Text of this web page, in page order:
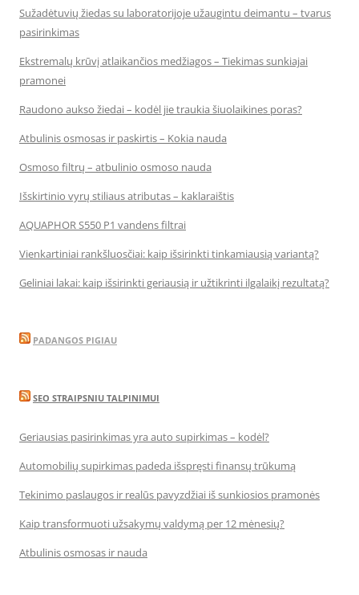
Sužadėtuvių žiedas su laboratorijoje užaugintu deimantu – tvarus
pasirinkimas
Ekstremalų krūvį atlaikančios medžiagos – Tiekimas sunkiajai
pramonei
Raudono aukso žiedai – kodėl jie traukia šiuolaikines poras?
Atbulinis osmosas ir paskirtis – Kokia nauda
Osmoso filtrų – atbulinio osmoso nauda
Išskirtinio vyrų stiliaus atributas – kaklaraištis
AQUAPHOR S550 P1 vandens filtrai
Vienkartiniai rankšluosčiai: kaip išsirinkti tinkamiausią variantą?
Geliniai lakai: kaip išsirinkti geriausią ir užtikrinti ilgalaikį rezultatą?
PADANGOS PIGIAU
SEO STRAIPSNIU TALPINIMUI
Geriausias pasirinkimas yra auto supirkimas – kodėl?
Automobilių supirkimas padeda išspręsti finansų trūkumą
Tekinimo paslaugos ir realūs pavyzdžiai iš sunkiosios pramonės
Kaip transformuoti užsakymų valdymą per 12 mėnesių?
Atbulinis osmosas ir nauda